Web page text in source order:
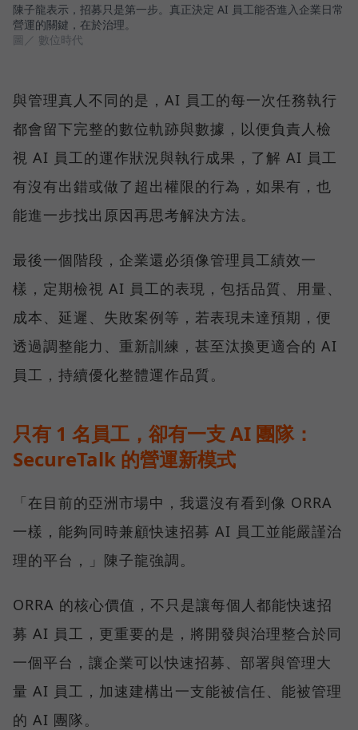
陳子龍表示，招募只是第一步。真正決定 AI 員工能否進入企業日常
營運的關鍵，在於治理。
圖／ 數位時代
與管理真人不同的是，AI 員工的每一次任務執行
都會留下完整的數位軌跡與數據，以便負責人檢
視 AI 員工的運作狀況與執行成果，了解 AI 員工
有沒有出錯或做了超出權限的行為，如果有，也
能進一步找出原因再思考解決方法。
最後一個階段，企業還必須像管理員工績效一
樣，定期檢視 AI 員工的表現，包括品質、用量、
成本、延遲、失敗案例等，若表現未達預期，便
透過調整能力、重新訓練，甚至汰換更適合的 AI
員工，持續優化整體運作品質。
只有 1 名員工，卻有一支 AI 團隊：
SecureTalk 的營運新模式
「在目前的亞洲市場中，我還沒有看到像 ORRA
一樣，能夠同時兼顧快速招募 AI 員工並能嚴謹治
理的平台，」陳子龍強調。
ORRA 的核心價值，不只是讓每個人都能快速招
募 AI 員工，更重要的是，將開發與治理整合於同
一個平台，讓企業可以快速招募、部署與管理大
量 AI 員工，加速建構出一支能被信任、能被管理
的 AI 團隊。